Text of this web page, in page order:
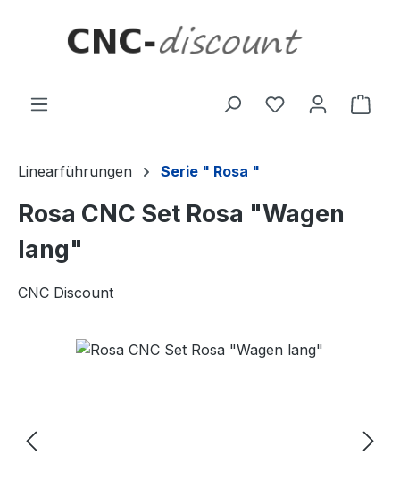
Linearführungen Serie " Rosa "
Rosa CNC Set Rosa "Wagen
lang"
CNC Discount
Bildergalerie überspringen